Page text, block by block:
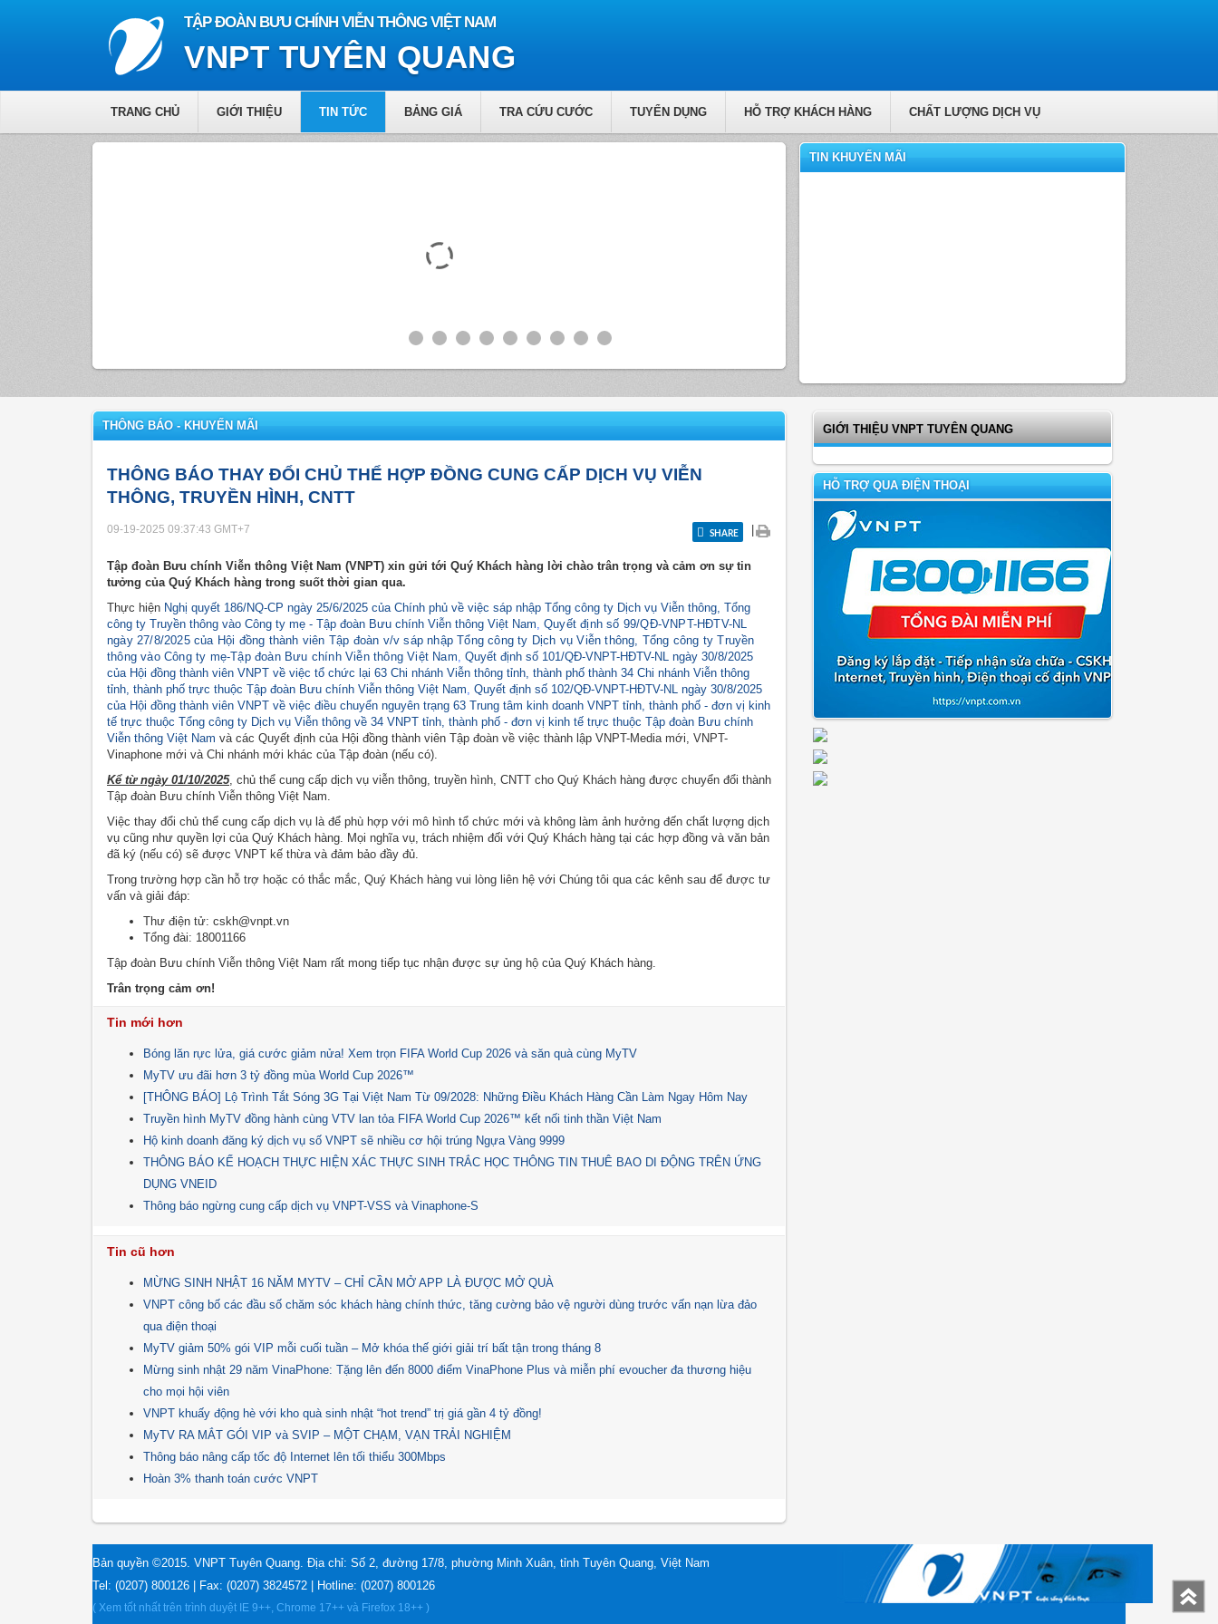
TẬP ĐOÀN BƯU CHÍNH VIỄN THÔNG VIỆT NAM
VNPT TUYÊN QUANG
TRANG CHỦ GIỚI THIỆU TIN TỨC BẢNG GIÁ TRA CỨU CƯỚC TUYỂN DỤNG HỖ TRỢ KHÁCH HÀNG CHẤT LƯỢNG DỊCH VỤ
TIN KHUYẾN MÃI
THÔNG BÁO - KHUYẾN MÃI
THÔNG BÁO THAY ĐỔI CHỦ THỂ HỢP ĐỒNG CUNG CẤP DỊCH VỤ VIỄN
THÔNG, TRUYỀN HÌNH, CNTT
09-19-2025 09:37:43 GMT+7 SHARE
Tập đoàn Bưu chính Viễn thông Việt Nam (VNPT) xin gửi tới Quý Khách hàng lời chào trân trọng và cảm ơn sự tin
tưởng của Quý Khách hàng trong suốt thời gian qua.
Thực hiện Nghị quyết 186/NQ-CP ngày 25/6/2025 của Chính phủ về việc sáp nhập Tổng công ty Dịch vụ Viễn thông, Tổng
công ty Truyền thông vào Công ty mẹ - Tập đoàn Bưu chính Viễn thông Việt Nam, Quyết định số 99/QĐ-VNPT-HĐTV-NL
ngày 27/8/2025 của Hội đồng thành viên Tập đoàn v/v sáp nhập Tổng công ty Dịch vụ Viễn thông, Tổng công ty Truyền
thông vào Công ty mẹ-Tập đoàn Bưu chính Viễn thông Việt Nam, Quyết định số 101/QĐ-VNPT-HĐTV-NL ngày 30/8/2025
của Hội đồng thành viên VNPT về việc tổ chức lại 63 Chi nhánh Viễn thông tỉnh, thành phố thành 34 Chi nhánh Viễn thông
tỉnh, thành phố trực thuộc Tập đoàn Bưu chính Viễn thông Việt Nam, Quyết định số 102/QĐ-VNPT-HĐTV-NL ngày 30/8/2025
của Hội đồng thành viên VNPT về việc điều chuyển nguyên trạng 63 Trung tâm kinh doanh VNPT tỉnh, thành phố - đơn vị kinh
tế trực thuộc Tổng công ty Dịch vụ Viễn thông về 34 VNPT tỉnh, thành phố - đơn vị kinh tế trực thuộc Tập đoàn Bưu chính
Viễn thông Việt Nam và các Quyết định của Hội đồng thành viên Tập đoàn về việc thành lập VNPT-Media mới, VNPT-
Vinaphone mới và Chi nhánh mới khác của Tập đoàn (nếu có).
Kể từ ngày 01/10/2025, chủ thể cung cấp dịch vụ viễn thông, truyền hình, CNTT cho Quý Khách hàng được chuyển đổi thành
Tập đoàn Bưu chính Viễn thông Việt Nam.
Việc thay đổi chủ thể cung cấp dịch vụ là để phù hợp với mô hình tổ chức mới và không làm ảnh hưởng đến chất lượng dịch
vụ cũng như quyền lợi của Quý Khách hàng. Mọi nghĩa vụ, trách nhiệm đối với Quý Khách hàng tại các hợp đồng và văn bản
đã ký (nếu có) sẽ được VNPT kế thừa và đảm bảo đầy đủ.
Trong trường hợp cần hỗ trợ hoặc có thắc mắc, Quý Khách hàng vui lòng liên hệ với Chúng tôi qua các kênh sau để được tư
vấn và giải đáp:
Thư điện tử: cskh@vnpt.vn
Tổng đài: 18001166
Tập đoàn Bưu chính Viễn thông Việt Nam rất mong tiếp tục nhận được sự ủng hộ của Quý Khách hàng.
Trân trọng cảm ơn!
Tin mới hơn
Bóng lăn rực lửa, giá cước giảm nửa! Xem trọn FIFA World Cup 2026 và săn quà cùng MyTV
MyTV ưu đãi hơn 3 tỷ đồng mùa World Cup 2026™
[THÔNG BÁO] Lộ Trình Tắt Sóng 3G Tại Việt Nam Từ 09/2028: Những Điều Khách Hàng Cần Làm Ngay Hôm Nay
Truyền hình MyTV đồng hành cùng VTV lan tỏa FIFA World Cup 2026™ kết nối tinh thần Việt Nam
Hộ kinh doanh đăng ký dịch vụ số VNPT sẽ nhiều cơ hội trúng Ngựa Vàng 9999
THÔNG BÁO KẾ HOẠCH THỰC HIỆN XÁC THỰC SINH TRẮC HỌC THÔNG TIN THUÊ BAO DI ĐỘNG TRÊN ỨNG
DỤNG VNEID
Thông báo ngừng cung cấp dịch vụ VNPT-VSS và Vinaphone-S
Tin cũ hơn
MỪNG SINH NHẬT 16 NĂM MYTV – CHỈ CẦN MỞ APP LÀ ĐƯỢC MỞ QUÀ
VNPT công bố các đầu số chăm sóc khách hàng chính thức, tăng cường bảo vệ người dùng trước vấn nạn lừa đảo
qua điện thoại
MyTV giảm 50% gói VIP mỗi cuối tuần – Mở khóa thế giới giải trí bất tận trong tháng 8
Mừng sinh nhật 29 năm VinaPhone: Tặng lên đến 8000 điểm VinaPhone Plus và miễn phí evoucher đa thương hiệu
cho mọi hội viên
VNPT khuấy động hè với kho quà sinh nhật “hot trend” trị giá gần 4 tỷ đồng!
MyTV RA MẮT GÓI VIP và SVIP – MỘT CHẠM, VẠN TRẢI NGHIỆM
Thông báo nâng cấp tốc độ Internet lên tối thiểu 300Mbps
Hoàn 3% thanh toán cước VNPT
GIỚI THIỆU VNPT TUYÊN QUANG
HỖ TRỢ QUA ĐIỆN THOẠI
Bản quyền ©2015. VNPT Tuyên Quang. Địa chỉ: Số 2, đường 17/8, phường Minh Xuân, tỉnh Tuyên Quang, Việt Nam
Tel: (0207) 800126 | Fax: (0207) 3824572 | Hotline: (0207) 800126
( Xem tốt nhất trên trình duyệt IE 9++, Chrome 17++ và Firefox 18++ )